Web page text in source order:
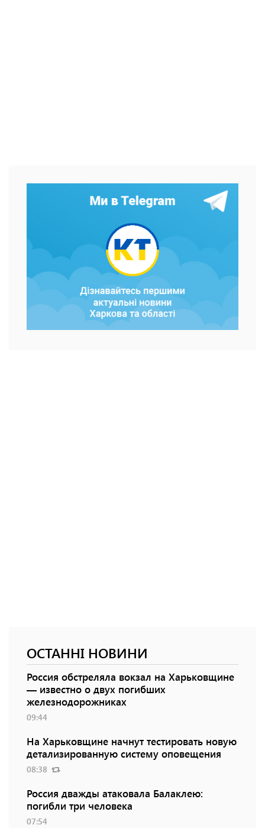
ОСТАННІ НОВИНИ
Россия обстреляла вокзал на Харьковщине
— известно о двух погибших
железнодорожниках
09:44
На Харьковщине начнут тестировать новую
детализированную систему оповещения
08:38
Россия дважды атаковала Балаклею:
погибли три человека
07:54